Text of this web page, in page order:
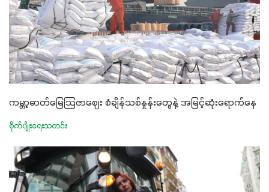
ကမ္ဘာ့ဓာတ်မြေသြဇာဈေး စံချိန်သစ်နှုန်းတွေနဲ့ အမြင့်ဆုံးရောက်နေ
စိုက်ပျိုးရေးသတင်း